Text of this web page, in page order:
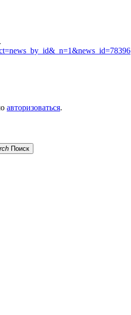
авторизоваться.
Поиск